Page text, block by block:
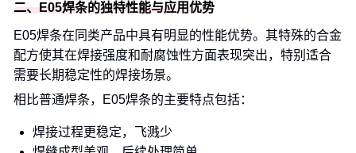
二、E05焊条的独特性能与应用优势
E05焊条在同类产品中具有明显的性能优势。其特殊的合金
配方使其在焊接强度和耐腐蚀性方面表现突出，特别适合
需要长期稳定性的焊接场景。
相比普通焊条，E05焊条的主要特点包括：
焊接过程更稳定，飞溅少